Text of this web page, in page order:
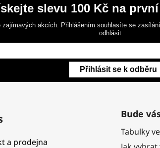
slevu 100 Kč na
akcích. Přihlášením souhlasíte se
odhlásit.
Přihlásit se k odběru
a prodejna
Bude
Tabulky